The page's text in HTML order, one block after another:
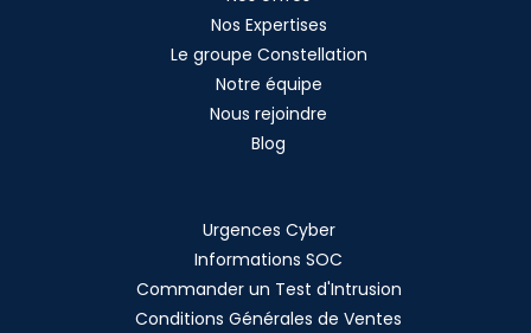
Nos Expertises
Le groupe Constellation
Notre équipe
Nous rejoindre
Blog
Urgences Cyber
Informations SOC
Commander un Test d'Intrusion
Conditions Générales de Ventes